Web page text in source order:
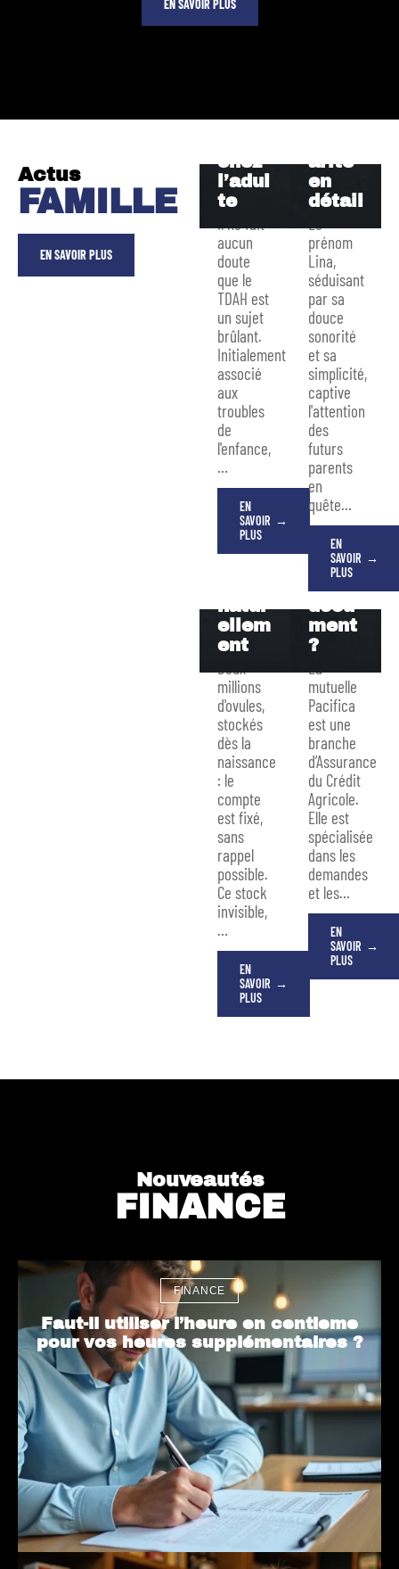
EN SAVOIR PLUS
Actus
FAMILLE
EN SAVOIR PLUS
sses
fiable
ostic
chez
l’adul
te
Il ne fait
aucun
doute
que le
TDAH est
un sujet
brûlant.
Initialement
associé
aux
troubles
de
l'enfance,
…
EN
SAVOIR
PLUS
on et
arité
en
détail
Le
prénom
Lina,
séduisant
par sa
douce
sonorité
et sa
simplicité,
captive
l'attention
des
futurs
parents
en
quête…
EN
SAVOIR
PLUS
Augm
enter
ses
chan
ces
d’ovu
natur
ellem
ent
Deux
millions
d'ovules,
stockés
dès la
naissance
: le
compte
est fixé,
sans
rappel
possible.
Ce stock
invisible,
…
EN
SAVOIR
PLUS
Mutu
elle
Pacifi
ca :
com
ment
les
joindr
e et /
ou
envoy
docu
ment
?
La
mutuelle
Pacifica
est une
branche
d’Assurance
du Crédit
Agricole.
Elle est
spécialisée
dans les
demandes
et les…
EN
SAVOIR
PLUS
Nouveautés
FINANCE
FINANCE
Faut-il utiliser l’heure en centieme
pour vos heures supplémentaires ?